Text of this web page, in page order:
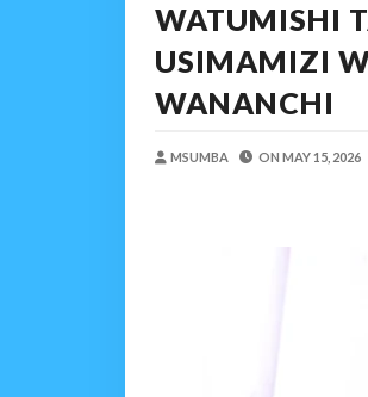
WATUMISHI
USIMAMIZI
WANANCHI
MSUMBA ON MAY 15, 2026